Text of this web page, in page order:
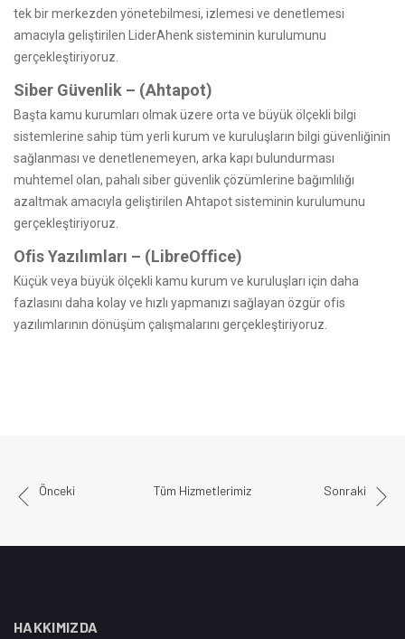
tek bir merkezden yönetebilmesi, izlemesi ve denetlemesi
amacıyla geliştirilen LiderAhenk sisteminin kurulumunu
gerçekleştiriyoruz.
Siber Güvenlik – (Ahtapot)
Başta kamu kurumları olmak üzere orta ve büyük ölçekli bilgi
sistemlerine sahip tüm yerli kurum ve kuruluşların bilgi güvenliğinin
sağlanması ve denetlenemeyen, arka kapı bulundurması
muhtemel olan, pahalı siber güvenlik çözümlerine bağımlılığı
azaltmak amacıyla geliştirilen Ahtapot sisteminin kurulumunu
gerçekleştiriyoruz.
Ofis Yazılımları – (LibreOffice)
Küçük veya büyük ölçekli kamu kurum ve kuruluşları için daha
fazlasını daha kolay ve hızlı yapmanızı sağlayan özgür ofis
yazılımlarının dönüşüm çalışmalarını gerçekleştiriyoruz.
Önceki Tüm Hizmetlerimiz Sonraki
HAKKIMIZDA